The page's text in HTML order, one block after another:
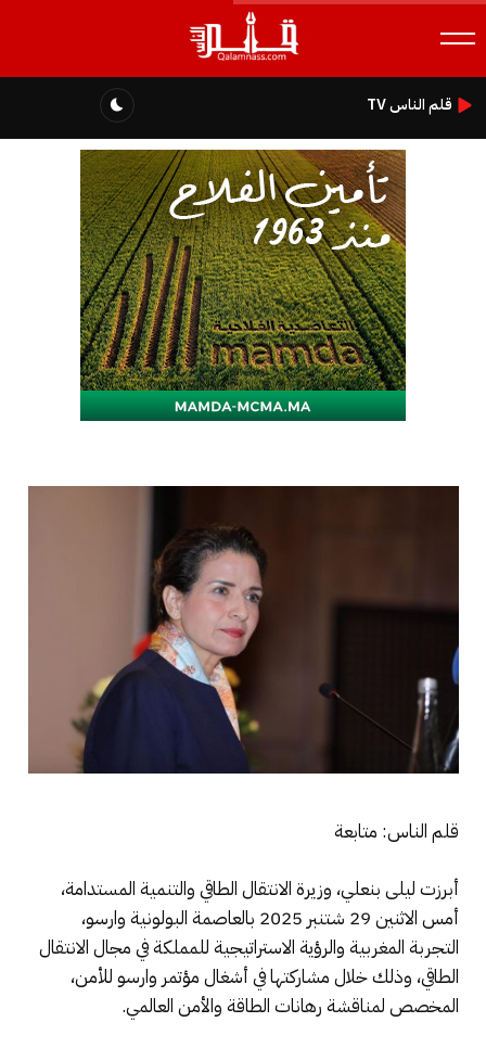
قلم الناس TV
قلم الناس: متابعة
أبرزت ليلى بنعلي، وزيرة الانتقال الطاقي والتنمية المستدامة،
أمس الاثنين 29 شتنبر 2025 بالعاصمة البولونية وارسو،
التجربة المغربية والرؤية الاستراتيجية للمملكة في مجال الانتقال
الطاقي، وذلك خلال مشاركتها في أشغال مؤتمر وارسو للأمن،
المخصص لمناقشة رهانات الطاقة والأمن العالمي.